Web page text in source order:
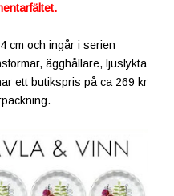
cm och ingår i serien
ägghållare, ljuslykta
ett butikspris på ca 269 kr